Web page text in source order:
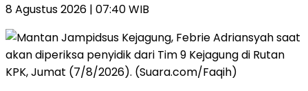
8 Agustus 2026 | 07:40 WIB